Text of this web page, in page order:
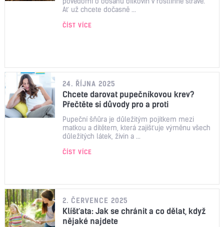
Ať už chcete dočasně ...
ČÍST VÍCE
24. ŘÍJNA 2025
Chcete darovat pupečníkovou krev?
Přečtěte si důvody pro a proti
Pupeční šňůra je důležitým pojítkem mezi
matkou a dítětem, která zajišťuje výměnu všech
důležitých látek, živin a ...
ČÍST VÍCE
2. ČERVENCE 2025
Klíšťata: Jak se chránit a co dělat, když
nějaké najdete